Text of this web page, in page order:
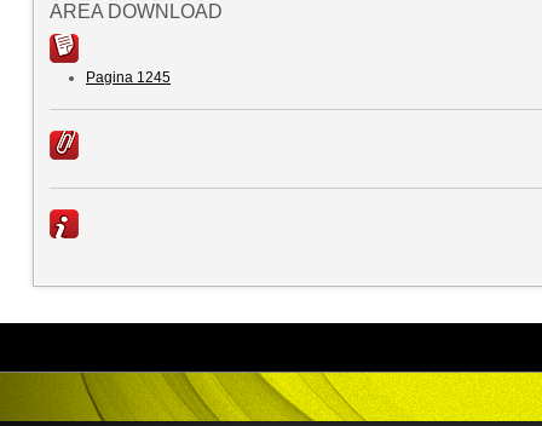
AREA DOWNLOAD
Pagina 1245